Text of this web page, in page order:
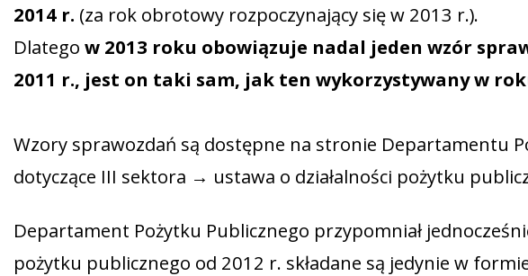
2014 r. (za rok obrotowy rozpoczynający się w 2013 r.).
Dlatego w 2013 roku obowiązuje nadal jeden wzór
2011 r., jest on taki sam, jak ten wykorzystywany w
Wzory sprawozdań są dostępne na stronie Departamentu
dotyczące III sektora → ustawa o działalności pożytku
Departament Pożytku Publicznego przypomniał
pożytku publicznego od 2012 r. składane są jedynie w